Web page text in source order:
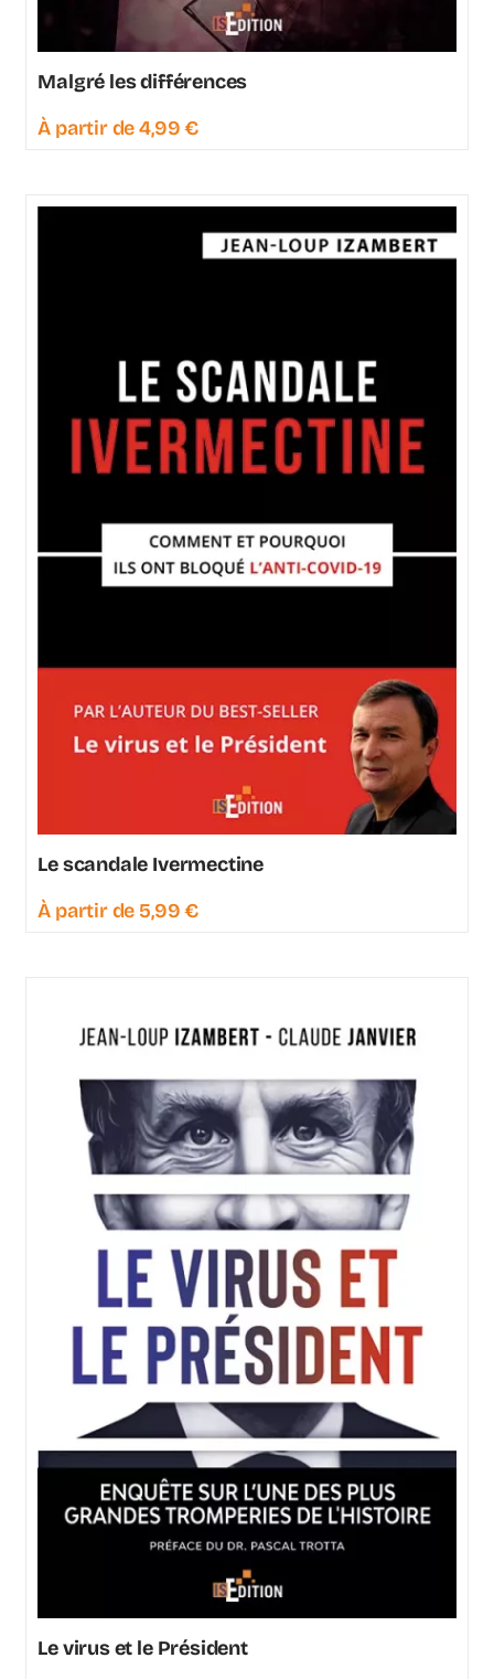
Malgré les différences
À partir de4,99€
Le scandale Ivermectine
À partir de 5,99€
Le virus et le Président